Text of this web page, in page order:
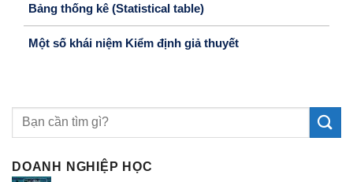
Bảng thống kê (Statistical table)
Một số khái niệm Kiểm định giả thuyết
DOANH NGHIỆP HỌC